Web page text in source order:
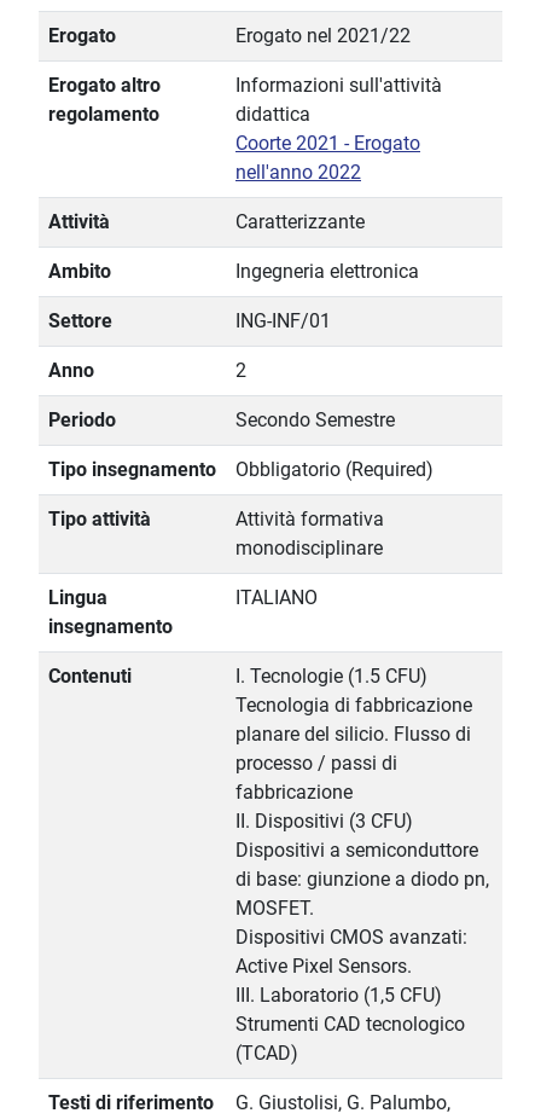
Erogato Erogato nel 2021/22
Erogato altro
regolamento
Informazioni sull'attività
didattica
Coorte 2021 - Erogato
nell'anno 2022
Attività Caratterizzante
Ambito Ingegneria elettronica
Settore ING-INF/01
Anno 2
Periodo Secondo Semestre
Tipo insegnamento Obbligatorio (Required)
Tipo attività
Attività formativa
monodisciplinare
Lingua
insegnamento
ITALIANO
Contenuti
I. Tecnologie (1.5 CFU)
Tecnologia di fabbricazione
planare del silicio. Flusso di
processo / passi di
fabbricazione
II. Dispositivi (3 CFU)
Dispositivi a semiconduttore
di base: giunzione a diodo pn,
MOSFET.
Dispositivi CMOS avanzati:
Active Pixel Sensors.
III. Laboratorio (1,5 CFU)
Strumenti CAD tecnologico
(TCAD)
Testi di riferimento
G. Giustolisi, G. Palumbo,